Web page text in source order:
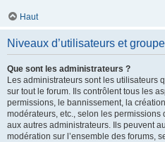
Haut
Niveaux d’utilisateurs et
Que sont les administrateurs ?
Les administrateurs sont les utilisateurs
sur tout le forum. Ils contrôlent tous les
permissions, le bannissement, la
modérateurs, etc., selon les
aux autres administrateurs. Ils peuvent
modération sur l’ensemble des forums,